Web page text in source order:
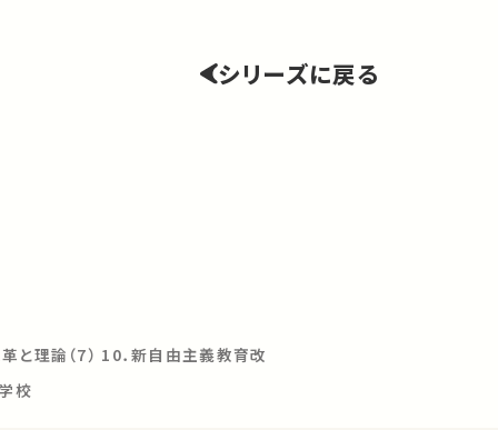
シリーズに戻る
理論（7） 10．新自由主義教育改
校